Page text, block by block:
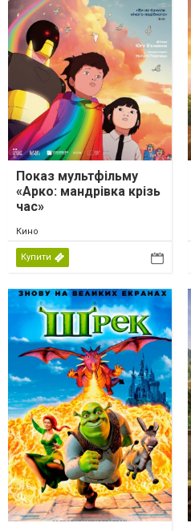
Показ мультфільму
«Арко: мандрівка крізь
час»
Кино
Купити